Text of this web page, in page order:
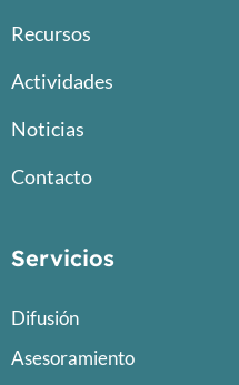
Recursos
Actividades
Noticias
Contacto
Servicios
Difusión
Asesoramiento